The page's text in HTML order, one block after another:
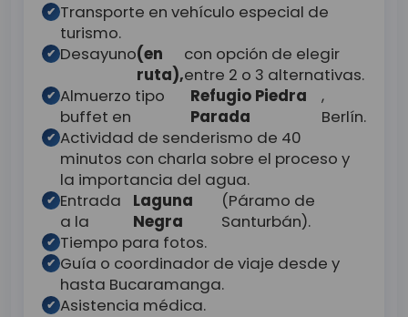
✔ Transporte en vehículo especial de
turismo.
✔ Desayuno(en
ruta),
con opción de elegir
entre 2 o 3 alternativas.
✔ Almuerzo tipo
buffet en
Refugio Piedra
Parada
,
Berlín.
✔ Actividad de senderismo de 40
minutos con charla sobre el proceso y
la importancia del agua.
✔ Entrada
a la
Laguna
Negra
(Páramo de
Santurbán).
✔ Tiempo para fotos.
✔ Guía o coordinador de viaje desde y
hasta Bucaramanga.
✔ Asistencia médica.